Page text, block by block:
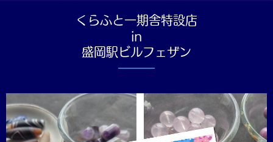
くらふと一期舎特設店
in
盛岡駅ビルフェザン